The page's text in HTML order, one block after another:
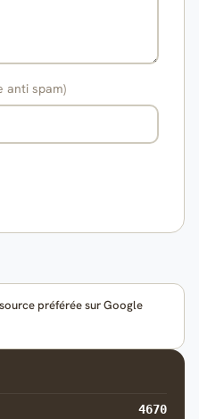
anti spam)
préférée sur Google
4670